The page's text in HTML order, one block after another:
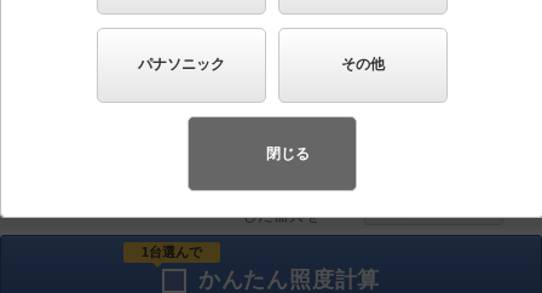
各種データ
チェック
した器具を
1台選んで
かんたん 照度計算
パナソニック その他
閉じる